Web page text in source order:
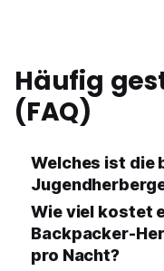
Häufig
(FAQ)
Welches ist die
Wie viel kostet
Backpacker-
pro Nacht?